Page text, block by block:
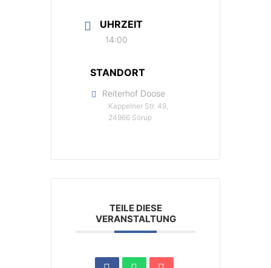
UHRZEIT
14:00
STANDORT
Reiterhof Doose
Kappelner Str. 49,
24966 Sörup
TEILE DIESE
VERANSTALTUNG